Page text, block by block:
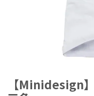
【Minidesign